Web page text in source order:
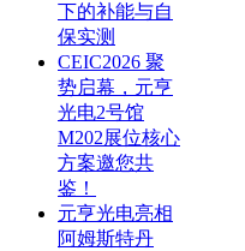
下的补能与自
保实测
CEIC2026 聚
势启幕，元亨
光电2号馆
M202展位核心
方案邀您共
鉴！
元亨光电亮相
阿姆斯特丹